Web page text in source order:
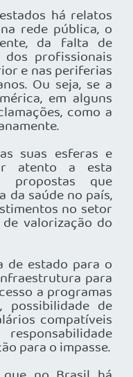
há relatos
rede pública, o
da falta de
profissionais
e nas periferias
Ou seja, se a
em alguns
como a
suas esferas e
atento a esta
propostas que
da saúde no país,
no setor
valorização do
de estado para o
para
a programas
possibilidade de
compatíveis
para o impasse.